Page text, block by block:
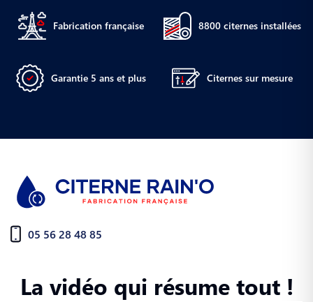
Fabrication française 8800 citernes installées
Garantie 5 ans et plus Citernes sur mesure
05 56 28 48 85
La vidéo qui résume tout !